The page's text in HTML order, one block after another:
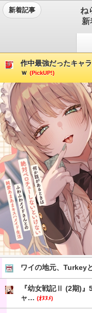
新着記事
ね
新
作中最強だったキャ
ｗ (PickUP!)
ワイの地元、Turkey
『幼女戦記Ⅱ (2期)』
ャ… (ｵﾇﾇﾒ)